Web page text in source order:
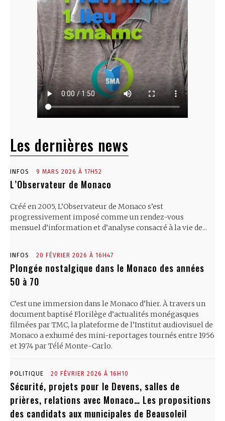
Les dernières news
INFOS 9 MARS 2026 À 17H52
L’Observateur de Monaco
Créé en 2005, L’Observateur de Monaco s’est
progressivement imposé comme un rendez-vous
mensuel d’information et d’analyse consacré à la vie de...
INFOS 20 FÉVRIER 2026 À 16H47
Plongée nostalgique dans le Monaco des années
50 à 70
C’est une immersion dans le Monaco d’hier. À travers un
document baptisé Florilège d’actualités monégasques
filmées par TMC, la plateforme de l’Institut audiovisuel de
Monaco a exhumé des mini-reportages tournés entre 1956
et 1974 par Télé Monte-Carlo.
POLITIQUE 20 FÉVRIER 2026 À 16H10
Sécurité, projets pour le Devens, salles de
prières, relations avec Monaco… Les propositions
des candidats aux municipales de Beausoleil